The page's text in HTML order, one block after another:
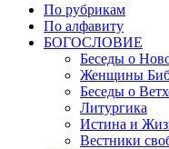
По рубрикам
По алфавиту
БОГОСЛОВИЕ
Беседы о
Женщины
Беседы о
Литургика
Истина и
Вестники